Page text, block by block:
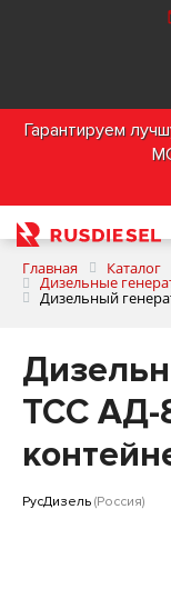
Гарантируем
Главная Каталог
Дизельные
Дизельный
ТСС АД-
РусДизель (Россия)